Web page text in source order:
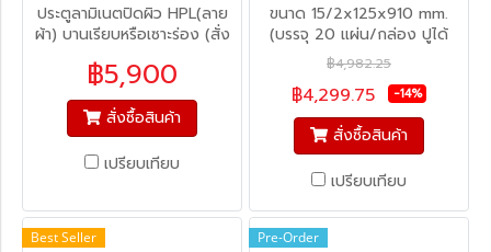
ประตูลามิเนตปิดผิว HPL(ลาย
ผ้า) บานเรียบหรือเซาะร่อง (สั่ง
฿5,900
สั่งซื้อสินค้า
เปรียบเทียบ
ขนาด 15/2x125x910 mm.
(บรรจุ 20 แผ่น/กล่อง ปูได้
2.275 ตร.ม) ราคา 1,890 บาท/
ตร.ม
฿4,982.25
฿4,299.75 -14%
สั่งซื้อสินค้า
เปรียบเทียบ
Best Seller Pre-Order